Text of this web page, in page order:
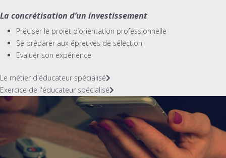
La concrétisation d’un investissement
Préciser le projet d’orientation professionnelle
Se préparer aux épreuves de sélection
Evaluer son expérience
Le métier d'éducateur spécialisé
Exercice de l'éducateur spécialisé